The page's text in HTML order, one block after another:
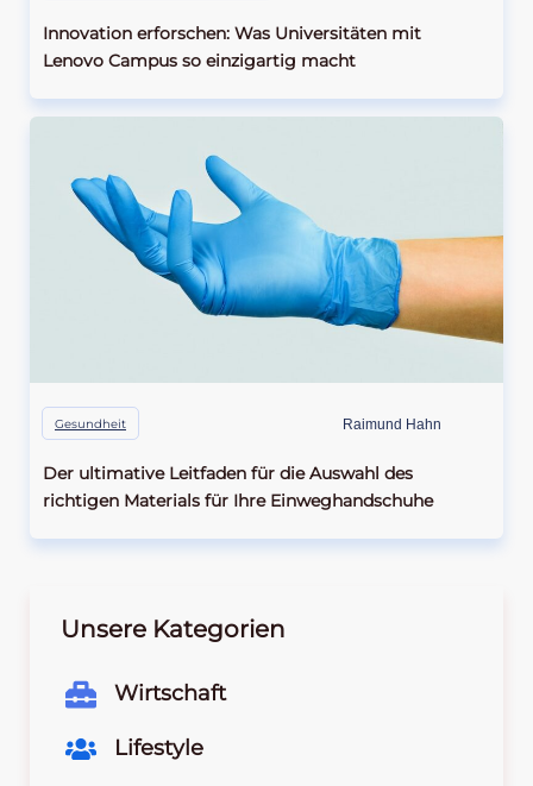
Innovation erforschen: Was Universitäten mit
Lenovo Campus so einzigartig macht
Gesundheit Raimund Hahn
Der ultimative Leitfaden für die Auswahl des
richtigen Materials für Ihre Einweghandschuhe
Unsere Kategorien
Wirtschaft
Lifestyle